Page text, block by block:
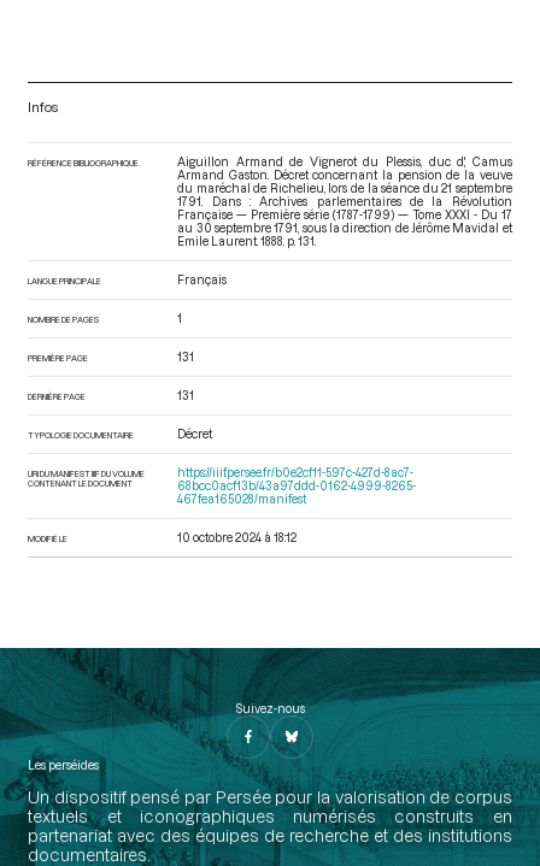
Infos
RÉFÉRENCE BIBLIOGRAPHIQUE
Aiguillon Armand de Vignerot du Plessis, duc d', Camus
Armand Gaston. Décret concernant la pension de la veuve
du maréchal de Richelieu, lors de la séance du 21 septembre
1791. Dans : Archives parlementaires de la Révolution
Française — Première série (1787-1799) — Tome XXXI - Du 17
au 30 septembre 1791 , sous la direction de Jérôme Mavidal et
Emile Laurent. 1888. p. 131.
LANGUE PRINCIPALE Français
NOMBRE DE PAGES 1
PREMIÈRE PAGE 131
DERNIÈRE PAGE 131
TYPOLOGIE DOCUMENTAIRE Décret
URI DU MANIFEST IIIF DU VOLUME
CONTENANT LE DOCUMENT
https://iiif.persee.fr/b0e2cf11-597c-427d-8ac7-
68bcc0acf13b/43a97ddd-0162-4999-8265-
467fea165028/manifest
MODIFIÉ LE 10 octobre 2024 à 18:12
Suivez-nous
Les perséides
Un dispositif pensé par Persée pour la valorisation de corpus
textuels et iconographiques numérisés construits en
partenariat avec des équipes de recherche et des institutions
documentaires.